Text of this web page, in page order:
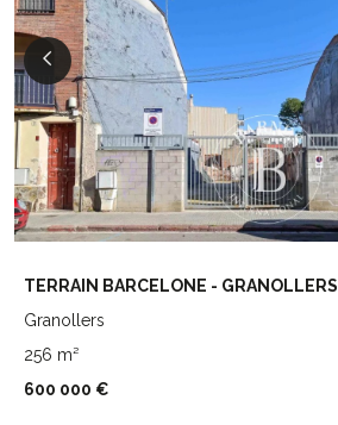
TERRAIN BARCELONE - GRANOLLERS
Granollers
256 m²
600 000 €